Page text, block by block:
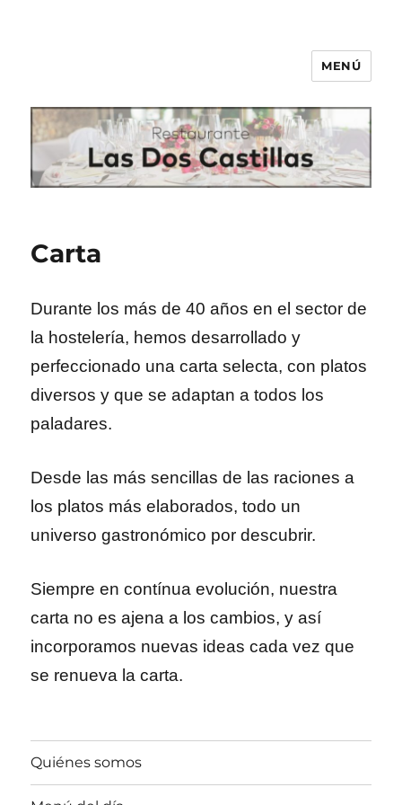
MENÚ
Carta
Durante los más de 40 años en el sector de
la hostelería, hemos desarrollado y
perfeccionado una carta selecta, con platos
diversos y que se adaptan a todos los
paladares.
Desde las más sencillas de las raciones a
los platos más elaborados, todo un
universo gastronómico por descubrir.
Siempre en contínua evolución, nuestra
carta no es ajena a los cambios, y así
incorporamos nuevas ideas cada vez que
se renueva la carta.
Quiénes somos